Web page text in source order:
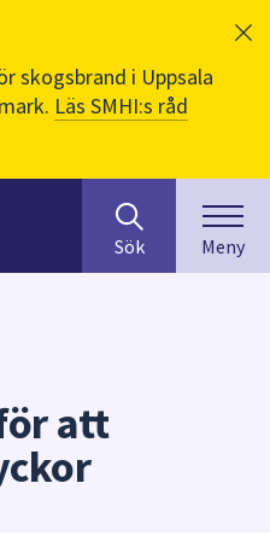
skogsbrand i Uppsala
Läs SMHI:s råd
efter
innehåll
på
skriva
sökfältet
Sök Meny
att